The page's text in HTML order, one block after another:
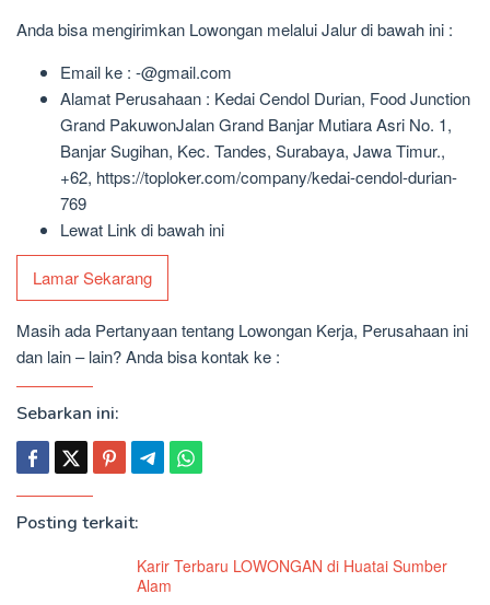
Anda bisa mengirimkan Lowongan melalui Jalur di bawah ini :
Email ke : -@gmail.com
Alamat Perusahaan : Kedai Cendol Durian, Food Junction
Grand PakuwonJalan Grand Banjar Mutiara Asri No. 1,
Banjar Sugihan, Kec. Tandes, Surabaya, Jawa Timur.,
+62, https://toploker.com/company/kedai-cendol-durian-
769
Lewat Link di bawah ini
Lamar Sekarang
Masih ada Pertanyaan tentang Lowongan Kerja, Perusahaan ini
dan lain – lain? Anda bisa kontak ke :
Sebarkan ini:
Posting terkait:
Karir Terbaru LOWONGAN di Huatai Sumber
Alam